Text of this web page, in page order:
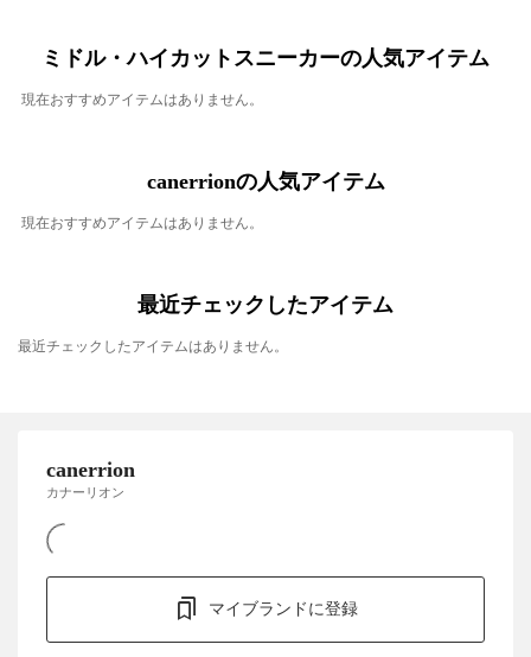
ミドル・ハイカットスニーカーの人気アイテム
現在おすすめアイテムはありません。
canerrionの人気アイテム
現在おすすめアイテムはありません。
最近チェックしたアイテム
最近チェックしたアイテムはありません。
canerrion
カナーリオン
マイブランドに登録